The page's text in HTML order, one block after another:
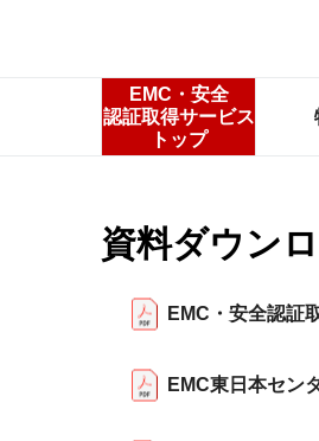
EMC・安全
認証取得サービス
トップ
資料ダウン
EMC・安全認証
EMC東日本セン